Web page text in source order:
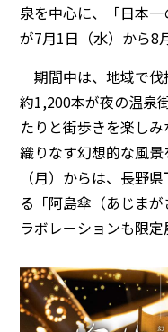
泉を中心に、「日本一
が7月1日（水）から8
期間中は、地域で伐
約1,200本が夜の温泉
たりと街歩きを楽し
織りなす幻想的な風
（月）からは、長野
る「阿島傘（あじま
ラボレーションも限定